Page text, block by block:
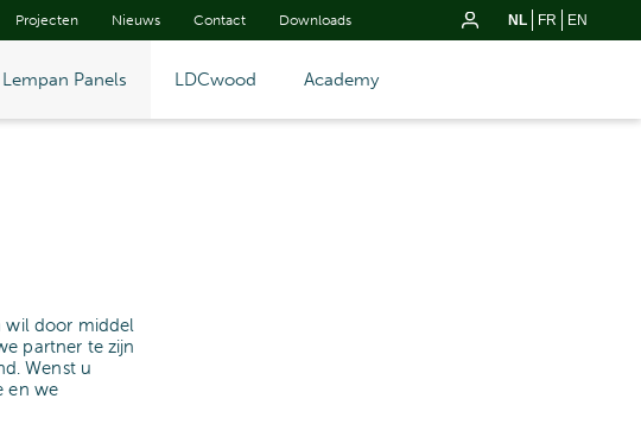
Projecten Nieuws Contact Downloads NL FR EN
Lempan Panels LDCwood Academy
wil door middel
partner te zijn
Wenst u
en we